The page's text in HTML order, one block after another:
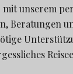
unserem
Beratungen